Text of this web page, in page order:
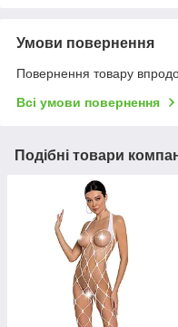
Умови повернення
Повернення товару
Всі умови повернення
Подібні товари